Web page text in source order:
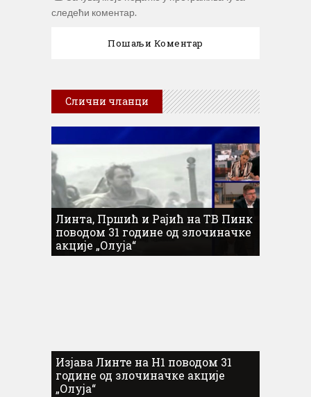
следећи коментар.
Слични чланци
Линта, Пршић и Рајић на ТВ Пинк
поводом 31 године од злочиначке
акције „Олуја“
Изјава Линте на Н1 поводом 31
године од злочиначке акције
„Олуја“